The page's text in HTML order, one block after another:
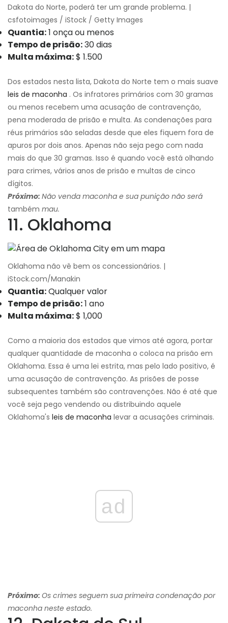
Dakota do Norte, poderá ter um grande problema. |
csfotoimages / iStock / Getty Images
Quantia:1 onça ou menos
Tempo de prisão:30 dias
Multa máxima:$ 1.500
Dos estados nesta lista, Dakota do Norte tem o mais suave
leis de maconha . Os infratores primários com 30 gramas
ou menos recebem uma acusação de contravenção,
pena moderada de prisão e multa. As condenações para
réus primários são seladas desde que eles fiquem fora de
apuros por dois anos. Apenas não seja pego com nada
mais do que 30 gramas. Isso é quando você está olhando
para crimes, vários anos de prisão e multas de cinco
dígitos.
Próximo: Não venda maconha e sua punição não será
também mau.
11. Oklahoma
Oklahoma não vê bem os concessionários. |
iStock.com/Manakin
Quantia:Qualquer valor
Tempo de prisão:1 ano
Multa máxima:$ 1,000
Como a maioria dos estados que vimos até agora, portar
qualquer quantidade de maconha o coloca na prisão em
Oklahoma. Essa é uma lei estrita, mas pelo lado positivo, é
uma acusação de contravenção. As prisões de posse
subsequentes também são contravenções. Não é até que
você seja pego vendendo ou distribuindo aquele
Oklahoma's leis de maconha levar a acusações criminais.
ad
Próximo: Os crimes seguem sua primeira condenação por
maconha neste estado.